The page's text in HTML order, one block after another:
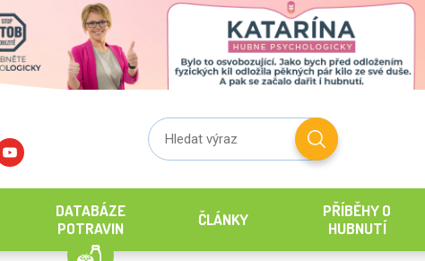
DATABÁZE
POTRAVIN
ČLÁNKY
PŘÍBĚHY O
HUBNUTÍ